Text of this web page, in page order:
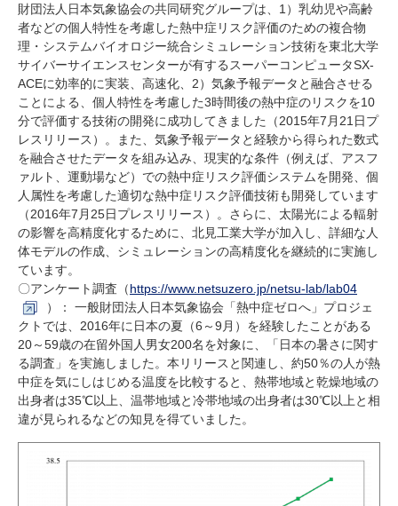
財団法人日本気象協会の共同研究グループは、1）乳幼児や高齢
者などの個人特性を考慮した熱中症リスク評価のための複合物
理・システムバイオロジー統合シミュレーション技術を東北大学
サイバーサイエンスセンターが有するスーパーコンピュータSX-
ACEに効率的に実装、高速化、2）気象予報データと融合させる
ことによる、個人特性を考慮した3時間後の熱中症のリスクを10
分で評価する技術の開発に成功してきました（2015年7月21日プ
レスリリース）。また、気象予報データと経験から得られた数式
を融合させたデータを組み込み、現実的な条件（例えば、アスフ
ァルト、運動場など）での熱中症リスク評価システムを開発、個
人属性を考慮した適切な熱中症リスク評価技術も開発しています
（2016年7月25日プレスリリース）。さらに、太陽光による輻射
の影響を高精度化するために、北見工業大学が加入し、詳細な人
体モデルの作成、シミュレーションの高精度化を継続的に実施し
ています。
〇アンケート調査（https://www.netsuzero.jp/netsu-lab/lab04
）： 一般財団法人日本気象協会「熱中症ゼロへ」プロジェ
クトでは、2016年に日本の夏（6～9月）を経験したことがある
20～59歳の在留外国人男女200名を対象に、「日本の暑さに関す
る調査」を実施しました。本リリースと関連し、約50％の人が熱
中症を気にしはじめる温度を比較すると、熱帯地域と乾燥地域の
出身者は35℃以上、温帯地域と冷帯地域の出身者は30℃以上と相
違が見られるなどの知見を得ていました。